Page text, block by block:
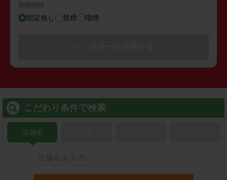
禁煙/喫煙
指定無し 禁煙 喫煙
こだわり条件で検索
店舗名